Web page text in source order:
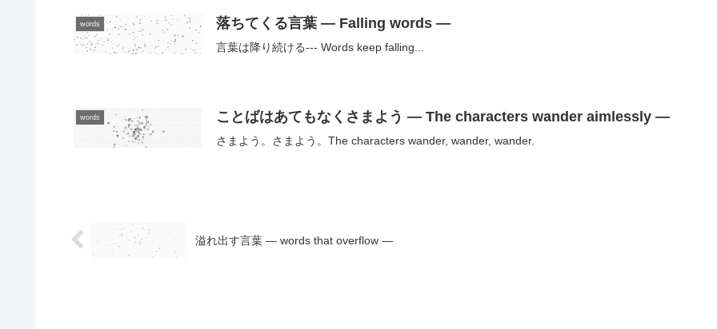
words 落ちてくる言葉 — Falling words —
言葉は降り続ける--- Words keep falling...
words ことばはあてもなくさまよう — The characters wander aimlessly —
さまよう。さまよう。The characters wander, wander, wander.
溢れ出す言葉 — words that overflow —